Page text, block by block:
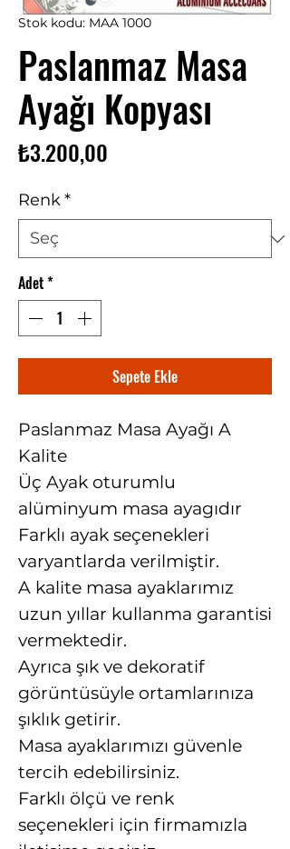
Stok kodu: MAA 1000
Paslanmaz Masa
Ayağı Kopyası
₺3.200,00
Renk*
Adet*
Sepete Ekle
Paslanmaz Masa Ayağı A
Kalite
Üç Ayak oturumlu
alüminyum masa ayagıdır
Farklı ayak seçenekleri
varyantlarda verilmiştir.
A kalite masa ayaklarımız
uzun yıllar kullanma garantisi
vermektedir.
Ayrıca şık ve dekoratif
görüntüsüyle ortamlarınıza
şıklık getirir.
Masa ayaklarımızı güvenle
tercih edebilirsiniz.
Farklı ölçü ve renk
seçenekleri için firmamızla